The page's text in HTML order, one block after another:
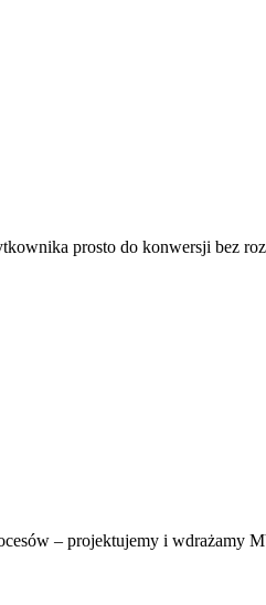
prosto do konwersji bez
– projektujemy i